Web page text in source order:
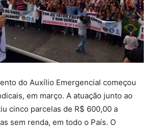
do Auxílio Emergencial começou
em março. A atuação junto ao
cinco parcelas de R$ 600,00 a
sem renda, em todo o País. O